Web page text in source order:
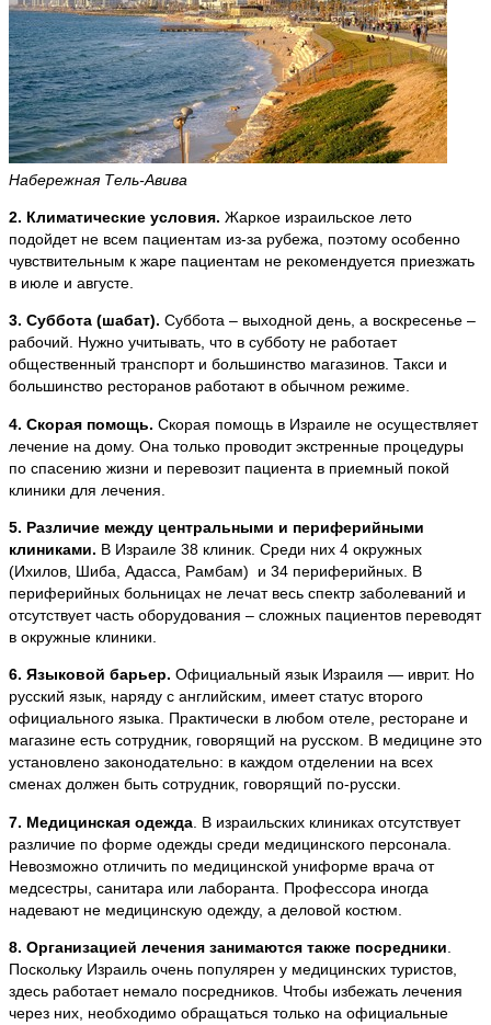
Набережная Тель-Авива
2. Климатические условия. Жаркое израильское лето
подойдет не всем пациентам из-за рубежа, поэтому особенно
чувствительным к жаре пациентам не рекомендуется приезжать
в июле и августе.
3. Суббота (шабат). Суббота – выходной день, а воскресенье –
рабочий. Нужно учитывать, что в субботу не работает
общественный транспорт и большинство магазинов. Такси и
большинство ресторанов работают в обычном режиме.
4. Скорая помощь. Скорая помощь в Израиле не осуществляет
лечение на дому. Она только проводит экстренные процедуры
по спасению жизни и перевозит пациента в приемный покой
клиники для лечения.
5. Различие между центральными и периферийными
клиниками. В Израиле 38 клиник. Среди них 4 окружных
(Ихилов, Шиба, Адасса, Рамбам) и 34 периферийных. В
периферийных больницах не лечат весь спектр заболеваний и
отсутствует часть оборудования – сложных пациентов переводят
в окружные клиники.
6. Языковой барьер. Официальный язык Израиля — иврит. Но
русский язык, наряду с английским, имеет статус второго
официального языка. Практически в любом отеле, ресторане и
магазине есть сотрудник, говорящий на русском. В медицине это
установлено законодательно: в каждом отделении на всех
сменах должен быть сотрудник, говорящий по-русски.
7. Медицинская одежда . В израильских клиниках отсутствует
различие по форме одежды среди медицинского персонала.
Невозможно отличить по медицинской униформе врача от
медсестры, санитара или лаборанта. Профессора иногда
надевают не медицинскую одежду, а деловой костюм.
8. Организацией лечения занимаются также посредники
Поскольку Израиль очень популярен у медицинских туристов,
здесь работает немало посредников. Чтобы избежать лечения
через них, необходимо обращаться только на официальные